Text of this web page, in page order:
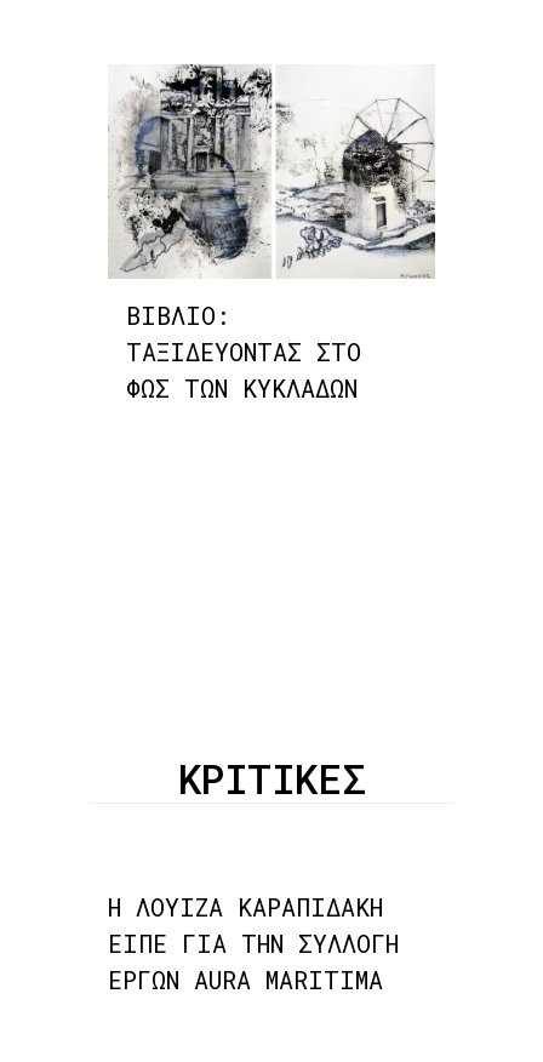
ΒΙΒΛΙΟ:
ΤΑΞΙΔΕΥΟΝΤΑΣ ΣΤΟ
ΦΩΣ ΤΩΝ ΚΥΚΛΑΔΩΝ
ΚΡΙΤΙΚΕΣ
Η ΛΟΥΙΖΑ ΚΑΡΑΠΙΔΑΚΗ
ΕΙΠΕ ΓΙΑ ΤΗΝ ΣΥΛΛΟΓΗ
ΕΡΓΩΝ AURA MARITIMA